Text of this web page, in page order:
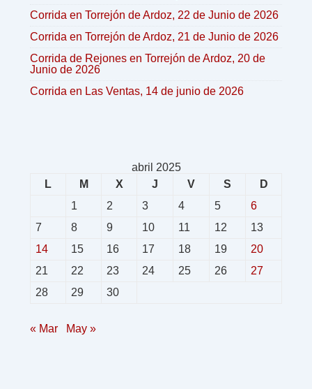
Corrida en Torrejón de Ardoz, 22 de Junio de 2026
Corrida en Torrejón de Ardoz, 21 de Junio de 2026
Corrida de Rejones en Torrejón de Ardoz, 20 de
Junio de 2026
Corrida en Las Ventas, 14 de junio de 2026
abril 2025
L
M X J V S
D
1
2 3 4 5
6
7
8 9 10 11 12
13
14
15 16 17 18 19
20
21
22 23 24 25 26
27
28
29 30
« Mar May »